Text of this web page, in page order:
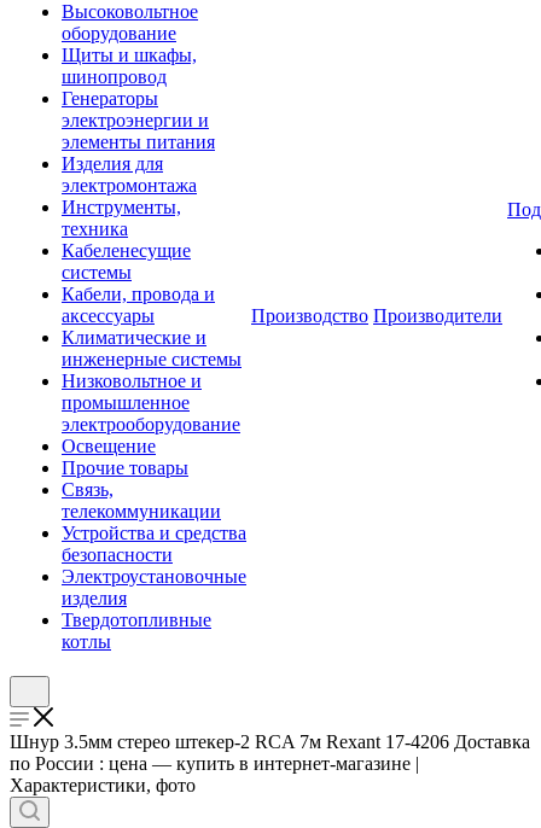
Высоковольтное
оборудование
Щиты и шкафы,
шинопровод
Генераторы
электроэнергии и
элементы питания
Изделия для
электромонтажа
Инструменты,
техника
Кабеленесущие
системы
Кабели, провода и
аксессуары
Климатические и
инженерные системы
Низковольтное и
промышленное
электрооборудование
Освещение
Прочие товары
Связь,
телекоммуникации
Устройства и средства
безопасности
Электроустановочные
изделия
Твердотопливные
котлы
Производство Производители
Шнур 3.5мм стерео штекер-2 RCA 7м Rexant 17-4206 Доставка
по России : цена — купить в интернет-магазине |
Характеристики, фото